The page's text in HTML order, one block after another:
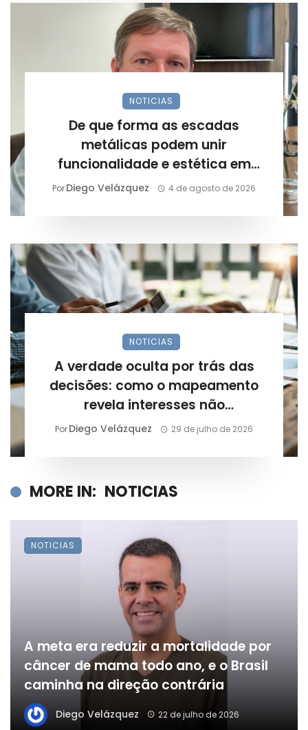
NOTICIAS
De que forma as escadas
metálicas podem unir
funcionalidade e estética em
projetos arquitetônicos?
PorDiego Velázquez 4 de agosto de 2026
NOTICIAS
A verdade oculta por trás das
decisões: como o mapeamento
revela interesses não
declarados?
PorDiego Velázquez 29 de julho de 2026
MORE IN: NOTICIAS
A meta era reduzir a mortalidade por
câncer de mama todo ano, e o Brasil
caminha na direção contrária
Diego Velázquez 22 de julho de 2026
NOTICIAS